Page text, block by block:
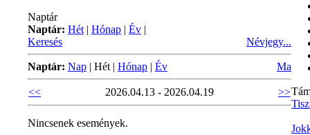
Naptár
Naptár: Hét | Hónap | Év |
Keresés
Névjegy...
Naptár: Nap | Hét | Hónap | Év Ma
<< 2026.04.13 - 2026.04.19 >>
Nincsenek események.